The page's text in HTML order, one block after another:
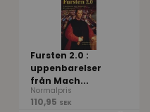
Fursten 2.0 :
uppenbarelser
från Mach...
Normalpris
110,95 SEK